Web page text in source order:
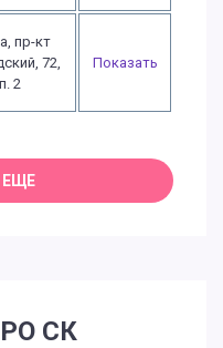
пр-кт
72,
2
Показать
СК